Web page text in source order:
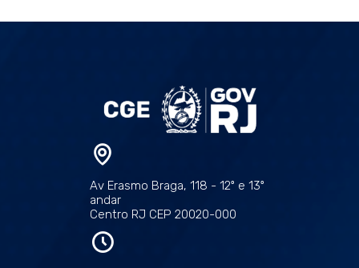
Av Erasmo Braga, 118 - 12º e 13º
andar
Centro RJ CEP 20020-000